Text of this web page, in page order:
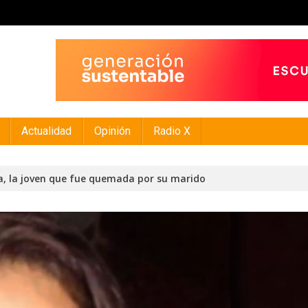
Actualidad Opinión Radio X
la joven que fue quemada por su marido